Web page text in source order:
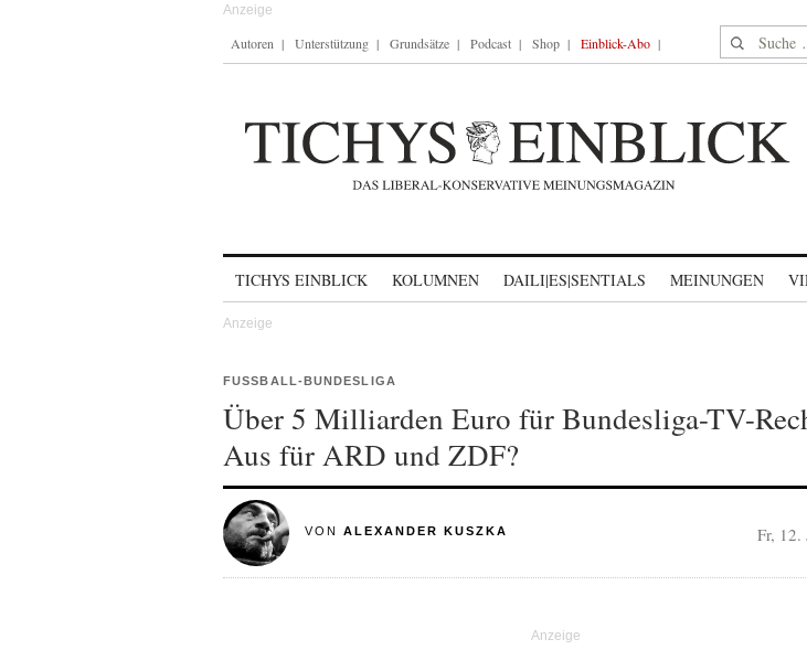
Autoren Unterstützung Grundsätze Podcast Shop Einblick-Abo Suche nach:
TICHYS EINBLICK KOLUMNEN DAILI|ES|SENTIALS MEINUNGEN
FUSSBALL-BUNDESLIGA
Über 5 Milliarden Euro für Bundesliga-TV-
Aus für ARD und ZDF?
VON ALEXANDER KUSZKA Fr, 12.